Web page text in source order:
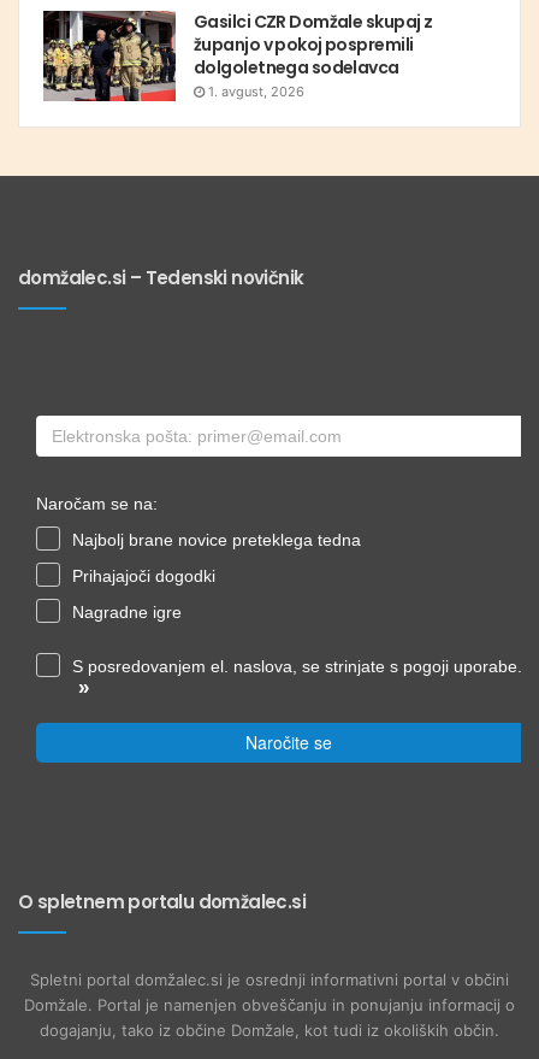
Gasilci CZR Domžale skupaj z
županjo v pokoj pospremili
dolgoletnega sodelavca
1. avgust, 2026
domžalec.si – Tedenski novičnik
Naročam se na:
Najbolj brane novice preteklega tedna
Prihajajoči dogodki
Nagradne igre
S posredovanjem el. naslova, se strinjate s pogoji uporabe.
»
Naročite se
O spletnem portalu domžalec.si
Spletni portal domžalec.si je osrednji informativni portal v občini
Domžale. Portal je namenjen obveščanju in ponujanju informacij o
dogajanju, tako iz občine Domžale, kot tudi iz okoliških občin.